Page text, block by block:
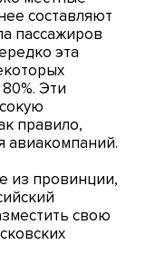
составляют
пассажиров
эта
Эти
правило,
авиакомпаний.
из провинции,
свою